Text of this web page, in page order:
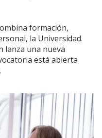
formación,
la Universidad.
lanza una nueva
está abierta